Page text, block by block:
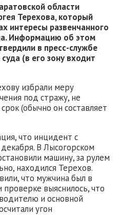
области
Терехова, который
интересы развенчанного
Информацию об этом
в пресс-службе
(в его зону входит
избрали меру
под стражу, не
(обычно он составляет
что инцидент с
В Лысогорском
машину, за рулем
находился Терехов.
что мужчина был в
выяснилось, что
и основной
угон